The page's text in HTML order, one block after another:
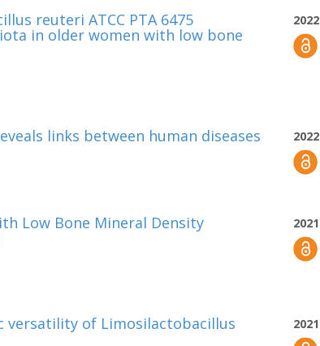
2022
reuteri ATCC PTA 6475
in older women with low bone
2022
links between human diseases
2021
Low Bone Mineral Density
2021
versatility of Limosilactobacillus